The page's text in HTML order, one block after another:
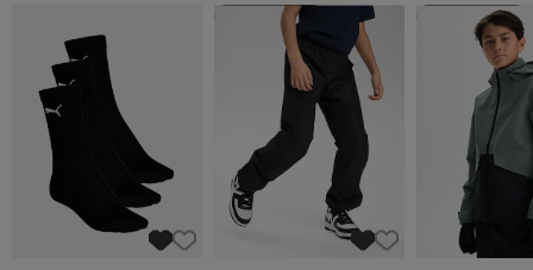
Kampanj -25% Kampanj -25%